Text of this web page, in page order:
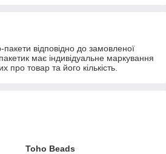
відповідно до замовленої
має індивідуальне маркування
про товар та його кількість.
Toho Beads